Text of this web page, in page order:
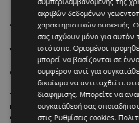
ΔΗΚΟ
Υποχώρηση μεν,
διατηρημένη
Το ΔΗΚΟ εμφανίζει σαφή πίεση σε
κυρίως προς το Άλμα και τη ζώνη των
όλα αυτά, εξακολουθεί να καταγράφει
ακριβών δεδομένων
χαρακτηριστικών συσκευής.
σας ισχύουν μόνο για αυτόν
ιστότοπο. Ορισμένοι
μπορεί να βασίζονται σε
συμφέρον αντί για
δικαίωμα να αντιταχθείτε
διαφήμισης. Μπορείτε να
συγκατάθεσή σας
στις Ρυθμίσεις cookies.